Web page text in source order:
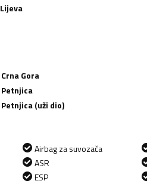
Lijeva
Crna Gora
Petnjica
Petnjica (uži dio)
Airbag za suvozača
ASR
ESP